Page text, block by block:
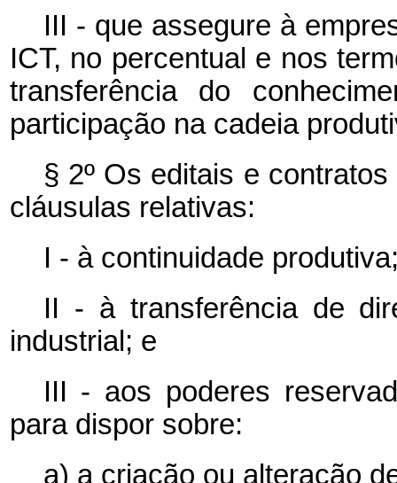
III - que assegure à
ICT, no percentual e nos
transferência do
participação na cadeia
§ 2º Os editais e
cláusulas relativas:
I - à continuidade
II - à transferência de
industrial; e
III - aos poderes
para dispor sobre:
a) a criação ou alteração